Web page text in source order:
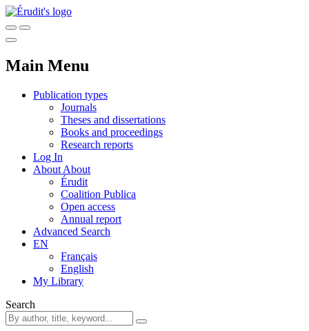
Main Menu
Publication types
Journals
Theses and dissertations
Books and proceedings
Research reports
Log In
About About
Érudit
Coalition Publica
Open access
Annual report
Advanced Search
EN
Français
English
My Library
Search